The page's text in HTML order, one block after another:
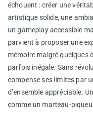
échouent : créer une
artistique solide, une
un gameplay accessible
parvient à proposer une
mémoire malgré quelques
parfois inégale. Sans
compense ses limites par
d’ensemble appréciable.
comme un marteau-